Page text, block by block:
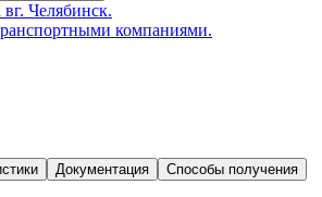
вг. Челябинск.
компаниями.
Документация Способы получения